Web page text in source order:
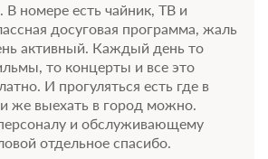
В номере есть чайник, ТВ и
досуговая программа, жаль
активный. Каждый день то
то концерты и все это
И прогуляться есть где в
же выехать в город можно.
и обслуживающему
отдельное спасибо.